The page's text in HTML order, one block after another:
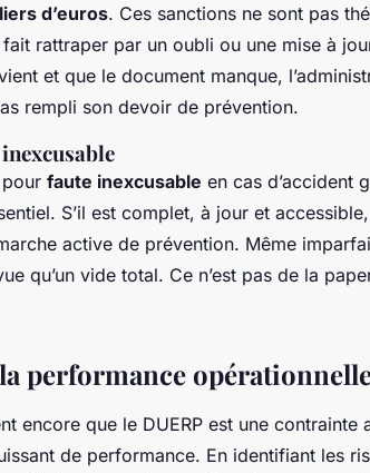
d’euros. Ces sanctions ne sont pas
rattraper par un oubli ou une mise à
et que le document manque,
rempli son devoir de prévention.
faute inexcusable en cas d’accident
S’il est complet, à jour et
active de prévention. Même
qu’un vide total. Ce n’est pas de la
performance
encore que le DUERP est une contrainte
de performance. En identifiant les